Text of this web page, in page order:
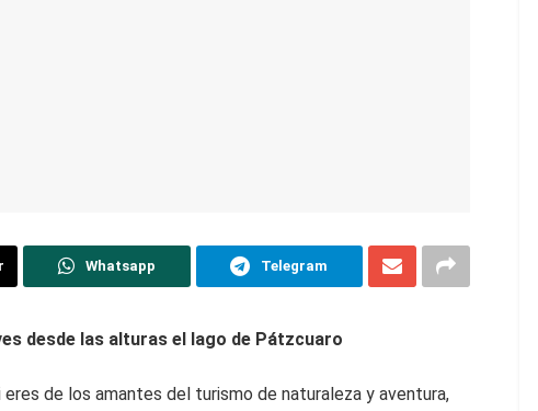
Whatsapp Telegram
desde las alturas el lago de Pátzcuaro
de los amantes del turismo de naturaleza y aventura,